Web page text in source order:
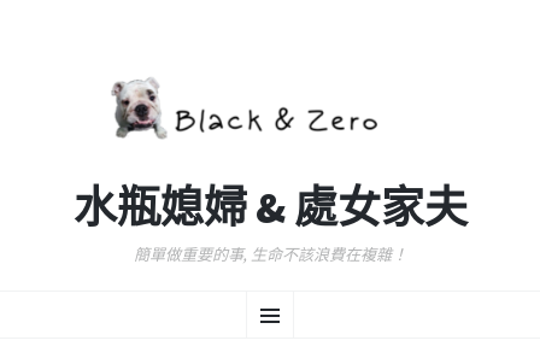
水瓶媳婦 & 處女家夫
簡單做重要的事, 生命不該浪費在複雜！
選
至